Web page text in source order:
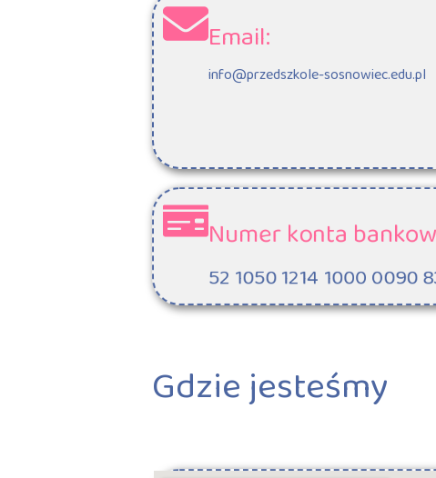
Email:
info@przedszkole-sosnowiec.edu.pl
Numer konta
52 1050 1214 1000 0090
Gdzie jesteśmy